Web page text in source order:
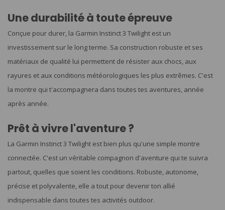
Une durabilité à toute épreuve
Conçue pour durer, la Garmin Instinct 3 Twilight est un
investissement sur le long terme. Sa construction robuste et ses
matériaux de qualité lui permettent de résister aux chocs, aux
rayures et aux conditions météorologiques les plus extrêmes. C'est
la montre qui t'accompagnera dans toutes tes aventures, année
après année.
Prêt à vivre l'aventure ?
La Garmin Instinct 3 Twilight est bien plus qu'une simple montre
connectée. C'est un véritable compagnon d'aventure qui te suivra
partout, quelles que soient les conditions. Robuste, autonome,
précise et polyvalente, elle a tout pour devenir ton allié
indispensable dans toutes tes activités outdoor.